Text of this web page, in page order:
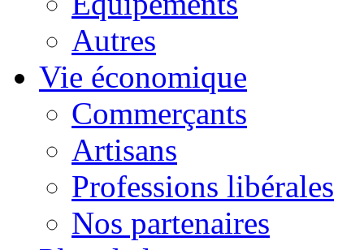
Autres
Vie économique
Commerçants
Artisans
Professions libérales
Nos partenaires